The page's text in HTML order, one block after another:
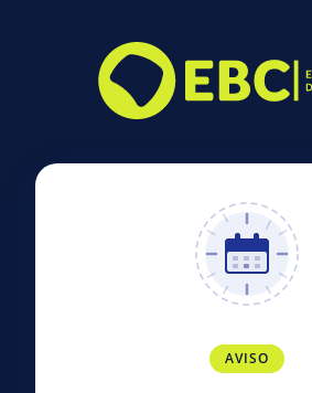
AVISO